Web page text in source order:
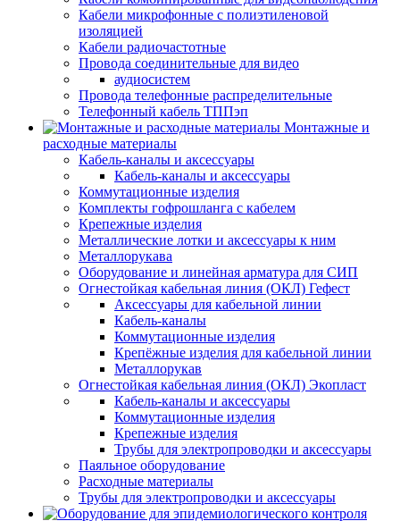
Кабели микрофонные с полиэтиленовой
изоляцией
Кабели радиочастотные
Провода соединительные для видео
аудиосистем
Провода телефонные распределительные
Телефонный кабель ТППэп
Монтажные и
расходные материалы
Кабель-каналы и аксессуары
Кабель-каналы и аксессуары
Коммутационные изделия
Комплекты гофрошланга с кабелем
Крепежные изделия
Металлические лотки и аксессуары к ним
Металлорукава
Оборудование и линейная арматура для СИП
Огнестойкая кабельная линия (ОКЛ) Гефест
Аксессуары для кабельной линии
Кабель-каналы
Коммутационные изделия
Крепёжные изделия для кабельной линии
Металлорукав
Огнестойкая кабельная линия (ОКЛ) Экопласт
Кабель-каналы и аксессуары
Коммутационные изделия
Крепежные изделия
Трубы для электропроводки и аксессуары
Паяльное оборудование
Расходные материалы
Трубы для электропроводки и аксессуары